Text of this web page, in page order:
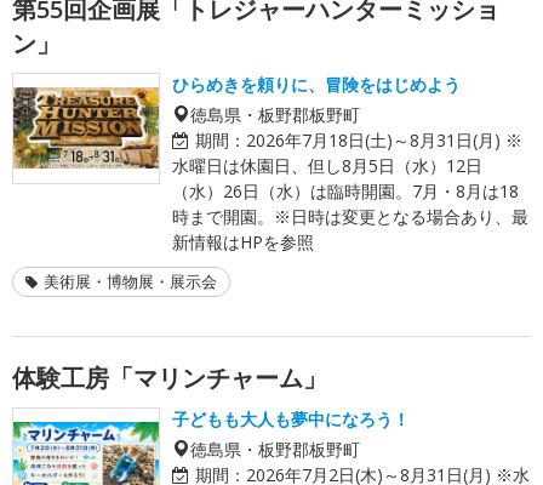
第55回企画展「トレジャーハンターミッショ
ン」
ひらめきを頼りに、冒険をはじめよう
徳島県・板野郡板野町
期間： 2026年7月18日(土)～8月31日(月) ※
水曜日は休園日、但し8月5日（水）12日
（水）26日（水）は臨時開園。7月・8月は18
時まで開園。※日時は変更となる場合あり、最
新情報はHPを参照
美術展・博物展・展示会
体験工房「マリンチャーム」
子どもも大人も夢中になろう！
徳島県・板野郡板野町
期間： 2026年7月2日(木)～8月31日(月) ※水